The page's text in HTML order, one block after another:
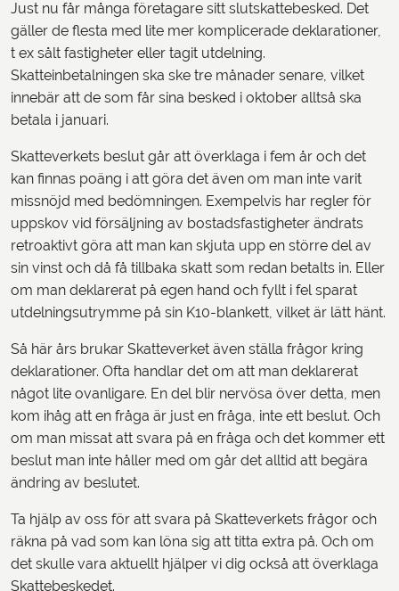
Just nu får många företagare sitt slutskattebesked. Det
gäller de flesta med lite mer komplicerade deklarationer,
t ex sålt fastigheter eller tagit utdelning.
Skatteinbetalningen ska ske tre månader senare, vilket
innebär att de som får sina besked i oktober alltså ska
betala i januari.
Skatteverkets beslut går att överklaga i fem år och det
kan finnas poäng i att göra det även om man inte varit
missnöjd med bedömningen. Exempelvis har regler för
uppskov vid försäljning av bostadsfastigheter ändrats
retroaktivt göra att man kan skjuta upp en större del av
sin vinst och då få tillbaka skatt som redan betalts in. Eller
om man deklarerat på egen hand och fyllt i fel sparat
utdelningsutrymme på sin K10-blankett, vilket är lätt hänt.
Så här års brukar Skatteverket även ställa frågor kring
deklarationer. Ofta handlar det om att man deklarerat
något lite ovanligare. En del blir nervösa över detta, men
kom ihåg att en fråga är just en fråga, inte ett beslut. Och
om man missat att svara på en fråga och det kommer ett
beslut man inte håller med om går det alltid att begära
ändring av beslutet.
Ta hjälp av oss för att svara på Skatteverkets frågor och
räkna på vad som kan löna sig att titta extra på. Och om
det skulle vara aktuellt hjälper vi dig också att överklaga
Skattebeskedet.